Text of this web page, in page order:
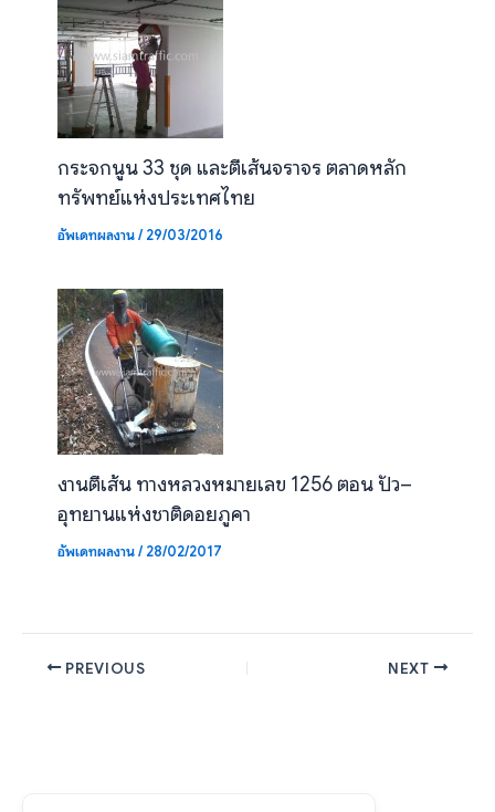
กระจกนูน 33 ชุด และตีเส้นจราจร ตลาดหลัก
ทรัพทย์แห่งประเทศไทย
อัพเดทผลงาน/29/03/2016
งานตีเส้น ทางหลวงหมายเลข 1256 ตอน ปัว–
อุทยานแห่งชาติดอยภูคา
อัพเดทผลงาน/28/02/2017
PREVIOUS NEXT